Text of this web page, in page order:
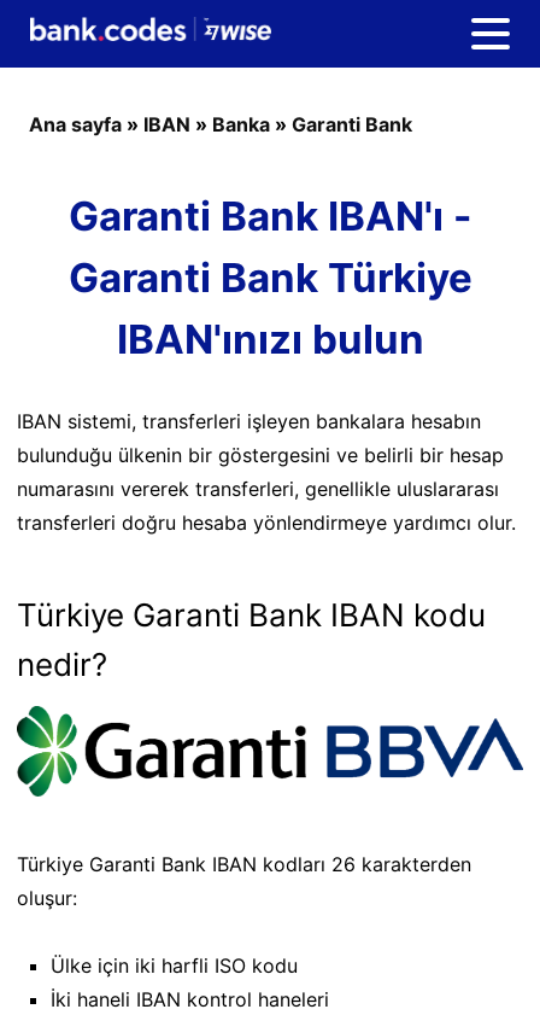
Ana sayfa » IBAN » Banka » Garanti Bank
Garanti Bank IBAN'ı -
Garanti Bank Türkiye
IBAN'ınızı bulun
IBAN sistemi, transferleri işleyen bankalara hesabın
bulunduğu ülkenin bir göstergesini ve belirli bir hesap
numarasını vererek transferleri, genellikle uluslararası
transferleri doğru hesaba yönlendirmeye yardımcı olur.
Türkiye Garanti Bank IBAN kodu
nedir?
Türkiye Garanti Bank IBAN kodları 26 karakterden
oluşur:
Ülke için iki harfli ISO kodu
İki haneli IBAN kontrol haneleri